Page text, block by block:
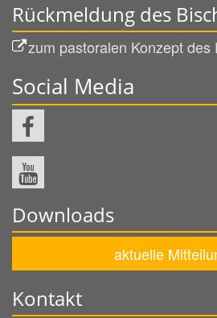
Rückmeldung des
zum pastoralen Konzept
Social Media
Downloads
aktuelle
Kontakt